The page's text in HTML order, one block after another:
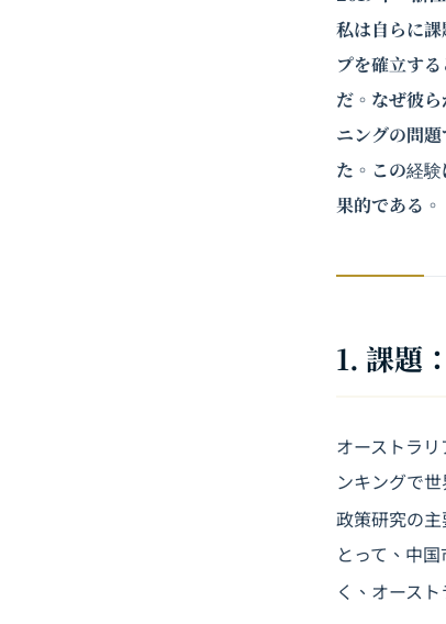
私は自らに
プを確立す
だ。なぜ彼
ニングの問
た。この経
果的である。
1. 課題
オーストラ
ンキングで
政策研究の主
とって、中
く、オース